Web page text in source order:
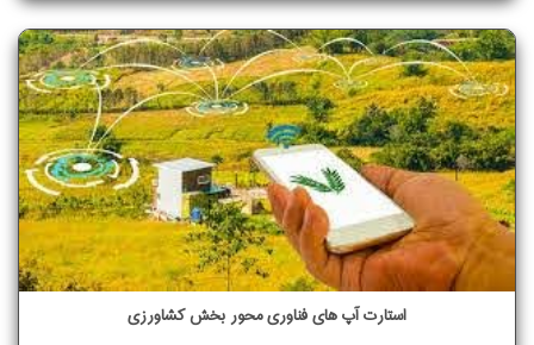
استارت آپ های فناوری محور بخش کشاورزی